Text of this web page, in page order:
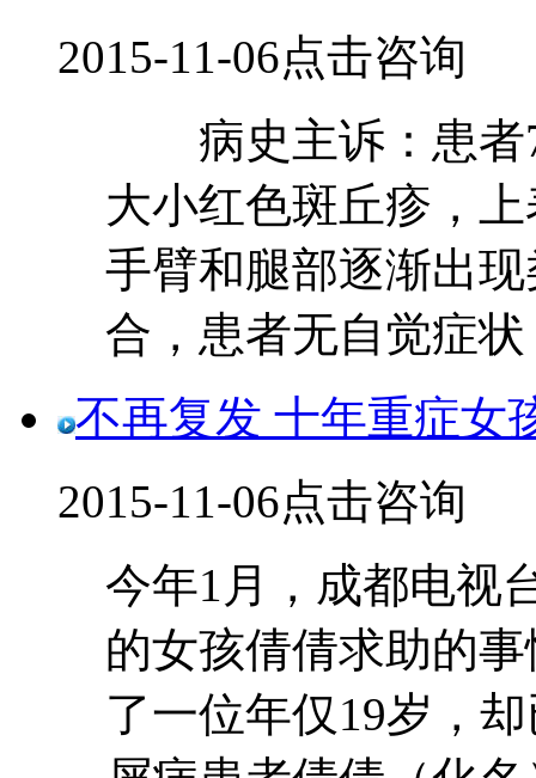
2015-11-06点击咨询
病史主诉：患者7
大小红色斑丘疹，
手臂和腿部逐渐出
合，患者无自觉症
不再复发 十年重症女
2015-11-06点击咨询
今年1月，成都电视
的女孩倩倩求助的
了一位年仅19岁，